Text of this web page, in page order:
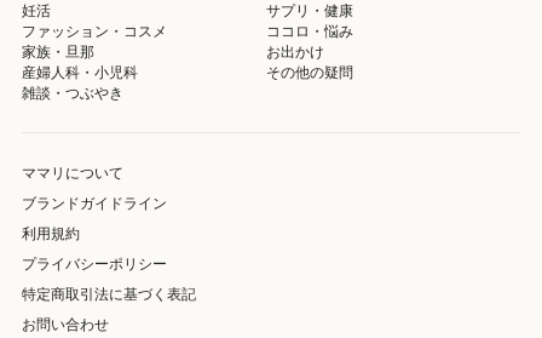
妊活
サプリ・健康
ファッション・コスメ
ココロ・悩み
家族・旦那
お出かけ
産婦人科・小児科
その他の疑問
雑談・つぶやき
ママリについて
ブランドガイドライン
利用規約
プライバシーポリシー
特定商取引法に基づく表記
お問い合わせ